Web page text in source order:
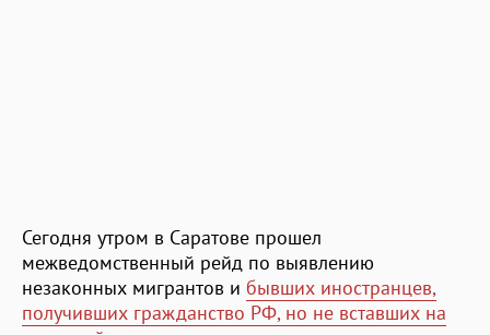
Сегодня утром в Саратове прошел
межведомственный рейд по выявлению
незаконных мигрантов и бывших иностранцев,
получивших гражданство РФ, но не вставших на